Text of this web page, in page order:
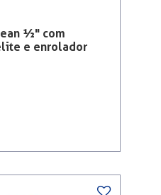
½" com
e enrolador